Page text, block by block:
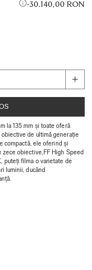
30.140,00 RON
la 135 mm și toate oferă
de ultimă generație
compactă, ele oferind și
obiective,FF High Speed
puteți filma o varietate de
luminii, ducând